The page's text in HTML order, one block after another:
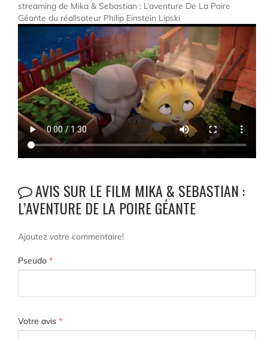
streaming de Mika & Sebastian : L’aventure De La Poire
Géante du réalisateur Philip Einstein Lipski
AVIS SUR LE FILM MIKA & SEBASTIAN :
L’AVENTURE DE LA POIRE GÉANTE
Ajoutez votre commentaire!
Pseudo *
Votre avis *